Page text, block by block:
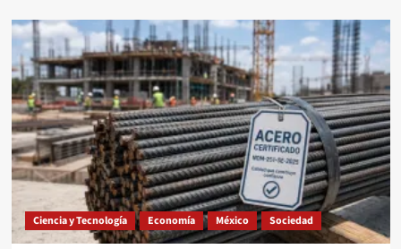
Ciencia y Tecnología Economía México Sociedad